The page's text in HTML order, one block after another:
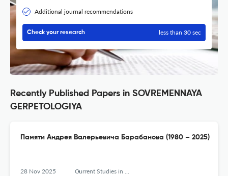
Additional journal recommendations
Check your research less than 30 sec
Recently Published Papers in SOVREMENNAYA
GERPETOLOGIYA
Памяти Андрея Валерьевича Барабанова (1980 – 2025)
28 Nov 2025 Current Studies in Herpetology